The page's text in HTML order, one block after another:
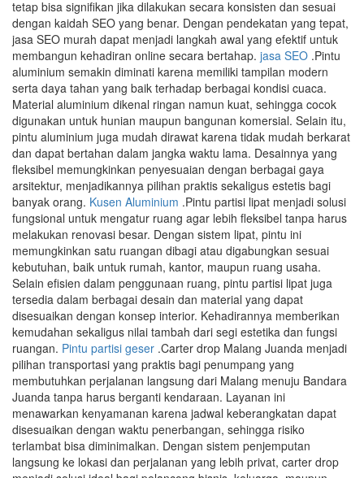
tetap bisa signifikan jika dilakukan secara konsisten dan sesuai
dengan kaidah SEO yang benar. Dengan pendekatan yang tepat,
jasa SEO murah dapat menjadi langkah awal yang efektif untuk
membangun kehadiran online secara bertahap. jasa SEO .Pintu
aluminium semakin diminati karena memiliki tampilan modern
serta daya tahan yang baik terhadap berbagai kondisi cuaca.
Material aluminium dikenal ringan namun kuat, sehingga cocok
digunakan untuk hunian maupun bangunan komersial. Selain itu,
pintu aluminium juga mudah dirawat karena tidak mudah berkarat
dan dapat bertahan dalam jangka waktu lama. Desainnya yang
fleksibel memungkinkan penyesuaian dengan berbagai gaya
arsitektur, menjadikannya pilihan praktis sekaligus estetis bagi
banyak orang. Kusen Aluminium .Pintu partisi lipat menjadi solusi
fungsional untuk mengatur ruang agar lebih fleksibel tanpa harus
melakukan renovasi besar. Dengan sistem lipat, pintu ini
memungkinkan satu ruangan dibagi atau digabungkan sesuai
kebutuhan, baik untuk rumah, kantor, maupun ruang usaha.
Selain efisien dalam penggunaan ruang, pintu partisi lipat juga
tersedia dalam berbagai desain dan material yang dapat
disesuaikan dengan konsep interior. Kehadirannya memberikan
kemudahan sekaligus nilai tambah dari segi estetika dan fungsi
ruangan. Pintu partisi geser .Carter drop Malang Juanda menjadi
pilihan transportasi yang praktis bagi penumpang yang
membutuhkan perjalanan langsung dari Malang menuju Bandara
Juanda tanpa harus berganti kendaraan. Layanan ini
menawarkan kenyamanan karena jadwal keberangkatan dapat
disesuaikan dengan waktu penerbangan, sehingga risiko
terlambat bisa diminimalkan. Dengan sistem penjemputan
langsung ke lokasi dan perjalanan yang lebih privat, carter drop